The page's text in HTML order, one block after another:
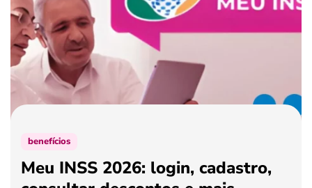
últimas notícias
ferramentas
benefícios
Meu INSS 2026: login, cadastro,